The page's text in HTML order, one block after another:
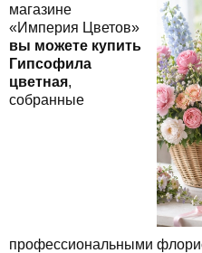
магазине
«Империя Цветов»
вы можете купить
Гипсофила
цветная,
собранные
профессиональными